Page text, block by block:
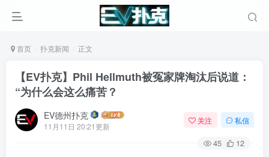
首页 扑克新闻 正文
【EV扑克】Phil Hellmuth被冤家牌淘汰后说道：
“为什么会这么痛苦？
EV德州扑克
11月11日 20:21更新
关注 私信
45 12